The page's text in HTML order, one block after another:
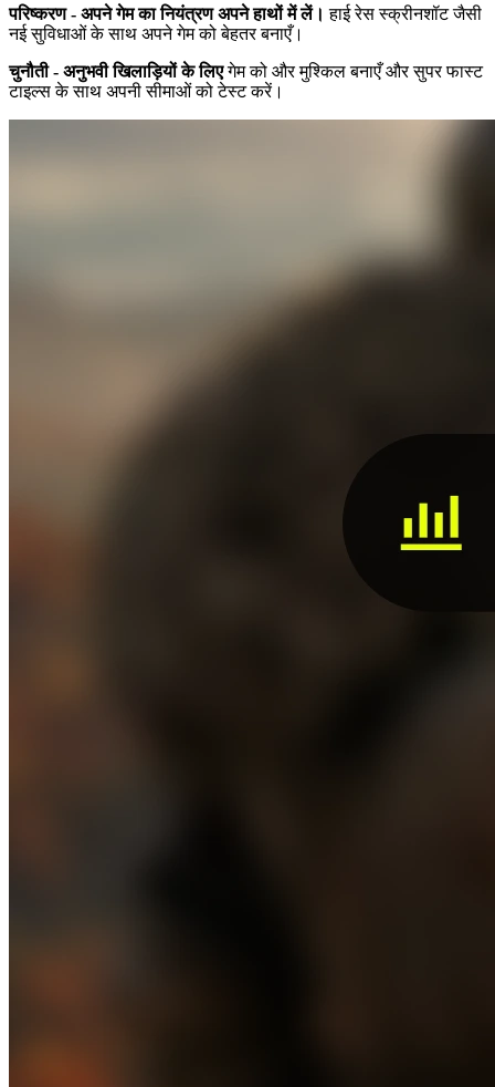
परिष्करण - अपने गेम का नियंत्रण अपने हाथों में लें। हाई रेस स्क्रीनशॉट जैसी
नई सुविधाओं के साथ अपने गेम को बेहतर बनाएँ।
चुनौती - अनुभवी खिलाड़ियों के लिएगेम को और मुश्किल बनाएँ और सुपर फास्ट
टाइल्स के साथ अपनी सीमाओं को टेस्ट करें।